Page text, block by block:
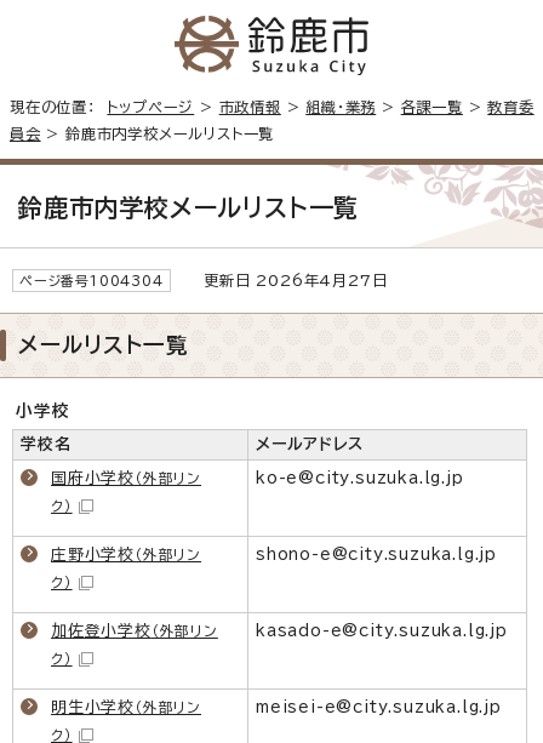
現在の位置： トップページ > 市政情報 >組織・業務 > 各課一覧 >教育委
員会 > 鈴鹿市内学校メールリスト一覧
鈴鹿市内学校メールリスト一覧
ページ番号1004304 更新日 2026年4月27日
メールリスト一覧
小学校
学校名 メールアドレス
国府小学校 （外部リン
ク）
ko-e@city.suzuka.lg.jp
庄野小学校 （外部リン
ク）
shono-e@city.suzuka.lg.jp
加佐登小学校 （外部リン
ク）
kasado-e@city.suzuka.lg.jp
明生小学校 （外部リン
ク）
meisei-e@city.suzuka.lg.jp